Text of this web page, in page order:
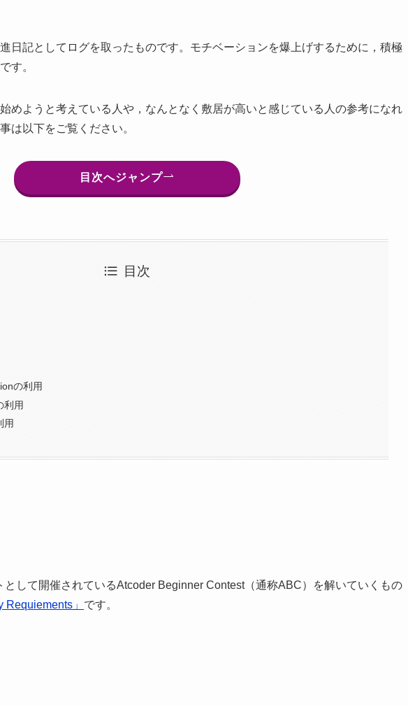
日記としてログを取ったものです。モチベーションを爆上げするために，積極
す。
めようと考えている人や，なんとなく敷居が高いと感じている人の参考になれ
は以下をご覧ください。
目次へジャンプ
目次
の利用
利用
用
して開催されているAtcoder Beginner Contest（通称ABC）を解いていくもの
」 です。